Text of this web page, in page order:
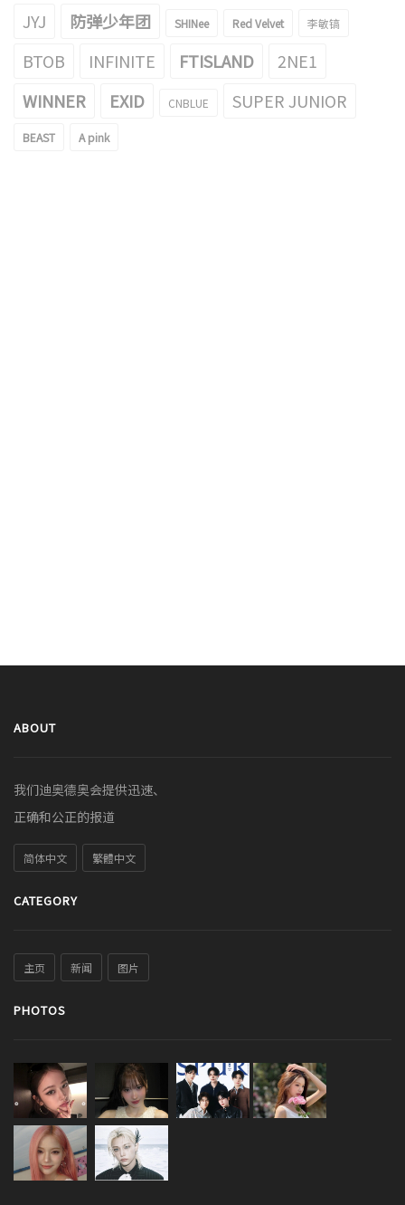
JYJ 防弹少年团 SHINee Red Velvet 李敏镐
BTOB INFINITE FTISLAND
2NE1
WINNER
EXID CNBLUE SUPER JUNIOR
BEAST A pink
ABOUT
我们迪奥德奥会提供迅速、
正确和公正的报道
简体中文 繁體中文
CATEGORY
主页 新闻 图片
PHOTOS